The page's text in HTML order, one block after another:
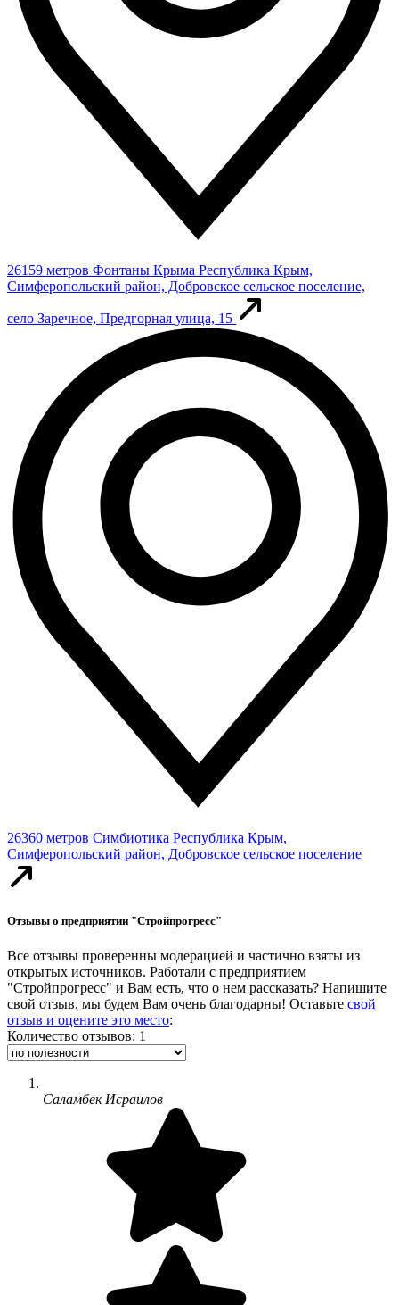
26159 метров Фонтаны Крыма Республика Крым,
Симферопольский район, Добровское сельское поселение,
село Заречное, Предгорная улица, 15
26360 метров Симбиотика Республика Крым,
Симферопольский район, Добровское сельское поселение
Отзывы о предприятии "Стройпрогресс"
Все отзывы проверенны модерацией и частично взяты из
открытых источников. Работали с предприятием
"Стройпрогресс" и Вам есть, что о нем рассказать? Напишите
свой отзыв, мы будем Вам очень благодарны! Оставьте свой
отзыв и оцените это место:
Количество отзывов: 1
Саламбек Исраилов